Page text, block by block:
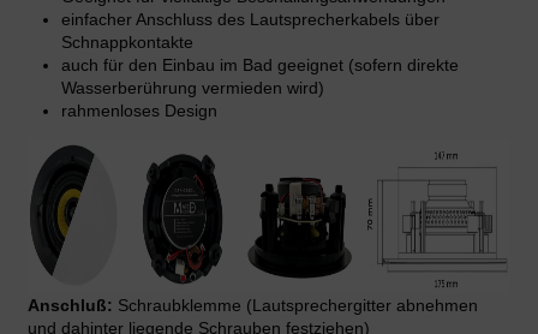
einfacher Anschluss des Lautsprecherkabels über
Schnappkontakte
auch für den Einbau im Bad geeignet (sofern direkte
Wasserberührung vermieden wird)
rahmenloses Design
Anschluß: Schraubklemme (Lautsprechergitter abnehmen
und dahinter liegende Schrauben festziehen)